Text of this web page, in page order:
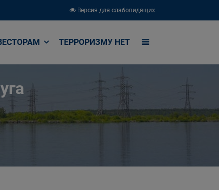
Версия для слабовидящих
ТЕРРОРИЗМУ НЕТ